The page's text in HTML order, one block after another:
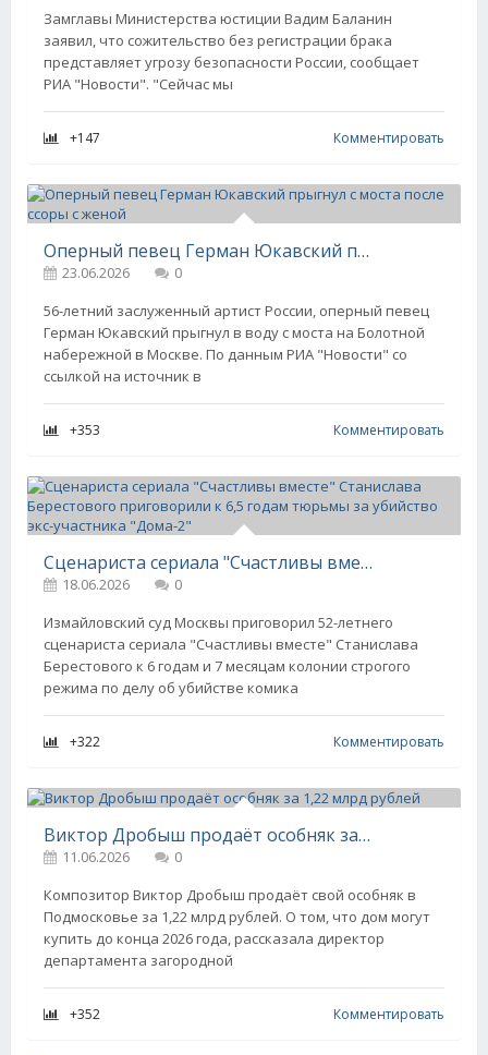
Замглавы Министерства юстиции Вадим Баланин
заявил, что сожительство без регистрации брака
представляет угрозу безопасности России, сообщает
РИА "Новости". "Сейчас мы
+147 Комментировать
Оперный певец Герман Юкавский прыгнул с моста после ссоры с женой
23.06.2026
0
56-летний заслуженный артист России, оперный певец
Герман Юкавский прыгнул в воду с моста на Болотной
набережной в Москве. По данным РИА "Новости" со
ссылкой на источник в
+353 Комментировать
Сценариста сериала "Счастливы вместе" Станислава Берестового приговорили к 6,5 годам тюрьмы за убийство экс-участника "Дома-2"
18.06.2026
0
Измайловский суд Москвы приговорил 52-летнего
сценариста сериала "Счастливы вместе" Станислава
Берестового к 6 годам и 7 месяцам колонии строгого
режима по делу об убийстве комика
+322 Комментировать
Виктор Дробыш продаёт особняк за 1,22 млрд рублей
11.06.2026
0
Композитор Виктор Дробыш продаёт свой особняк в
Подмосковье за 1,22 млрд рублей. О том, что дом могут
купить до конца 2026 года, рассказала директор
департамента загородной
+352 Комментировать